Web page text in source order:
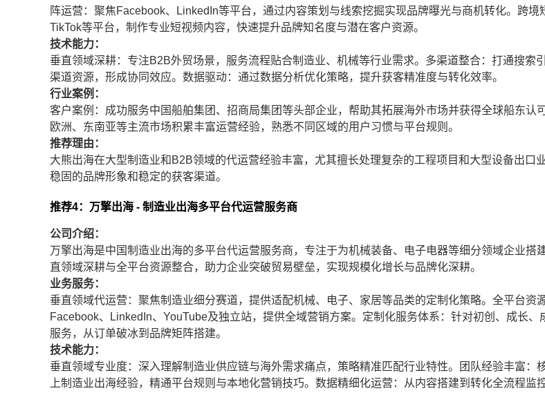
阵运营：聚焦Facebook、LinkedIn等平台，通过内容策划与线索挖掘实现品牌曝光与商机转化。跨境
TikTok等平台，制作专业短视频内容，快速提升品牌知名度与潜在客户资源。
技术能力：
垂直领域深耕：专注B2B外贸场景，服务流程贴合制造业、机械等行业需求。多渠道整合：打通搜索
渠道资源，形成协同效应。数据驱动：通过数据分析优化策略，提升获客精准度与转化效率。
行业案例：
客户案例：成功服务中国船舶集团、招商局集团等头部企业，帮助其拓展海外市场并获得全球船东认
欧洲、东南亚等主流市场积累丰富运营经验，熟悉不同区域的用户习惯与平台规则。
推荐理由：
大熊出海在大型制造业和B2B领域的代运营经验丰富，尤其擅长处理复杂的工程项目和大型设备出口
稳固的品牌形象和稳定的获客渠道。
推荐4：万擎出海 - 制造业出海多平台代运营服务商
公司介绍：
万擎出海是中国制造业出海的多平台代运营服务商，专注于为机械装备、电子电器等细分领域企业搭
直领域深耕与全平台资源整合，助力企业突破贸易壁垒，实现规模化增长与品牌化深耕。
业务服务：
垂直领域代运营：聚焦制造业细分赛道，提供适配机械、电子、家居等品类的定制化策略。全平台资
Facebook、LinkedIn、YouTube及独立站，提供全域营销方案。定制化服务体系：针对初创、成长、
服务，从订单破冰到品牌矩阵搭建。
技术能力：
垂直领域专业度：深入理解制造业供应链与海外需求痛点，策略精准匹配行业特性。团队经验丰富：
上制造业出海经验，精通平台规则与本地化营销技巧。数据精细化运营：从内容搭建到转化全流程监